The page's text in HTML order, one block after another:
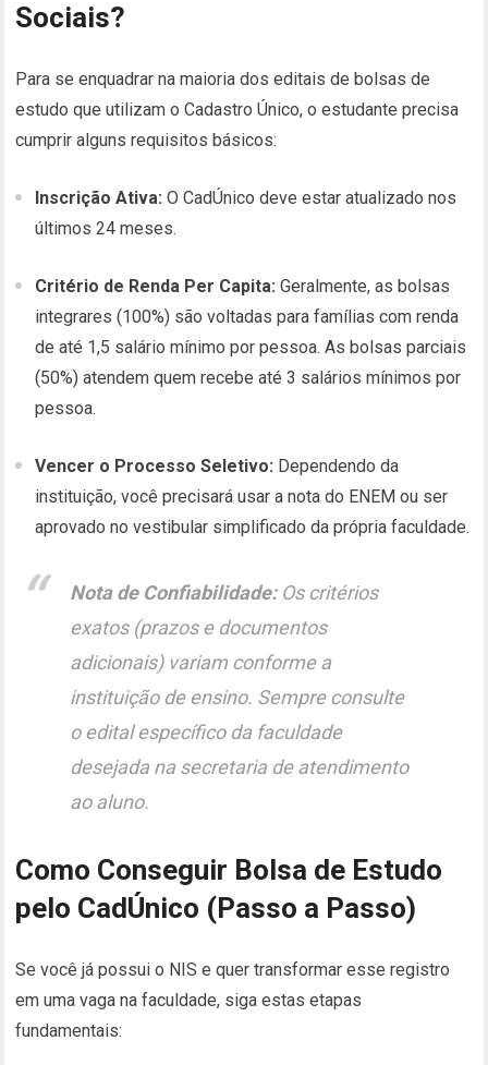
Sociais?
Para se enquadrar na maioria dos editais de bolsas de
estudo que utilizam o Cadastro Único, o estudante precisa
cumprir alguns requisitos básicos:
Inscrição Ativa: O CadÚnico deve estar atualizado nos
últimos 24 meses.
Critério de Renda Per Capita: Geralmente, as bolsas
integrares (100%) são voltadas para famílias com renda
de até 1,5 salário mínimo por pessoa. As bolsas parciais
(50%) atendem quem recebe até 3 salários mínimos por
pessoa.
Vencer o Processo Seletivo: Dependendo da
instituição, você precisará usar a nota do ENEM ou ser
aprovado no vestibular simplificado da própria faculdade.
Nota de Confiabilidade:Os critérios
exatos (prazos e documentos
adicionais) variam conforme a
instituição de ensino. Sempre consulte
o edital específico da faculdade
desejada na secretaria de atendimento
ao aluno.
Como Conseguir Bolsa de Estudo
pelo CadÚnico (Passo a Passo)
Se você já possui o NIS e quer transformar esse registro
em uma vaga na faculdade, siga estas etapas
fundamentais: